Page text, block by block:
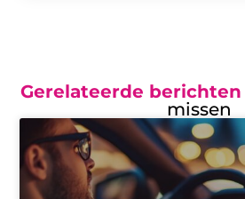
Gerelateerde berichten
missen